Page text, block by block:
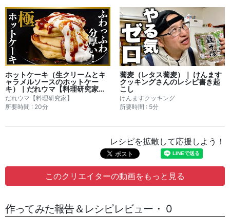
ホットケーキ（生クリームとキ
ャラメルソースのホットケー
キ）｜だれウマ【料理研究家】
さんのレシピ書き起こし
だれウマ【料理研究家】
所要時間 : 20分
蕎麦（レタス蕎麦）｜ けんます
クッキングさんのレシピ書き起
こし
けんますクッキング
所要時間 : 5分
レシピを拡散して応援しよう！
このクリエイターの動画をもっと見る
作ってみた報告＆レシピレビュー・ 0